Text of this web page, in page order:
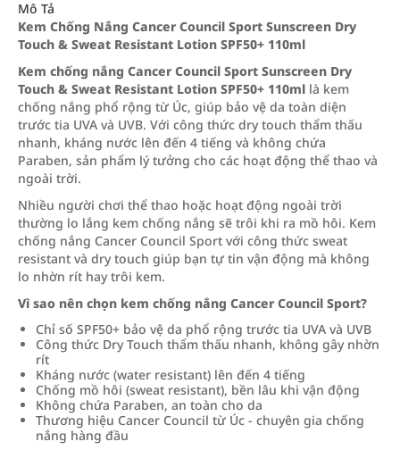
Mô Tả
Kem Chống Nắng Cancer Council Sport Sunscreen Dry
Touch & Sweat Resistant Lotion SPF50+ 110ml
Kem chống nắng Cancer Council Sport Sunscreen Dry
Touch & Sweat Resistant Lotion SPF50+ 110ml là kem
chống nắng phổ rộng từ Úc, giúp bảo vệ da toàn diện
trước tia UVA và UVB. Với công thức dry touch thẩm thấu
nhanh, kháng nước lên đến 4 tiếng và không chứa
Paraben, sản phẩm lý tưởng cho các hoạt động thể thao và
ngoài trời.
Nhiều người chơi thể thao hoặc hoạt động ngoài trời
thường lo lắng kem chống nắng sẽ trôi khi ra mồ hôi. Kem
chống nắng Cancer Council Sport với công thức sweat
resistant và dry touch giúp bạn tự tin vận động mà không
lo nhờn rít hay trôi kem.
Vì sao nên chọn kem chống nắng Cancer Council Sport?
Chỉ số SPF50+ bảo vệ da phổ rộng trước tia UVA và UVB
Công thức Dry Touch thẩm thấu nhanh, không gây nhờn
rít
Kháng nước (water resistant) lên đến 4 tiếng
Chống mồ hôi (sweat resistant), bền lâu khi vận động
Không chứa Paraben, an toàn cho da
Thương hiệu Cancer Council từ Úc - chuyên gia chống
nắng hàng đầu